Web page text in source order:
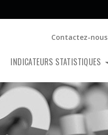
Contactez-nous
INDICATEURS STATISTIQUES